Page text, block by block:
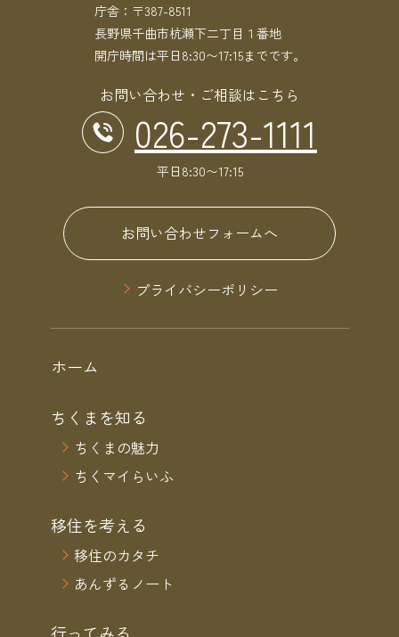
庁舎：〒387-8511
長野県千曲市杭瀬下二丁目１番地
開庁時間は平日8:30〜17:15までです。
お問い合わせ・ご相談はこちら
026-273-1111
平日8:30〜17:15
お問い合わせフォームへ
プライバシーポリシー
ホーム
ちくまを知る
ちくまの魅力
ちくマイらいふ
移住を考える
移住のカタチ
あんずるノート
行ってみる